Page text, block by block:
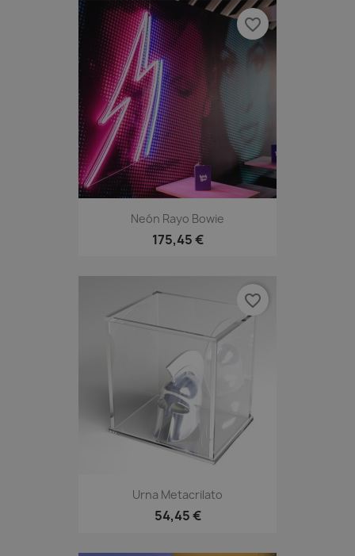
Neón Rayo Bowie
175,45 €
favorite_border
Urna Metacrilato
54,45 €
favorite_border